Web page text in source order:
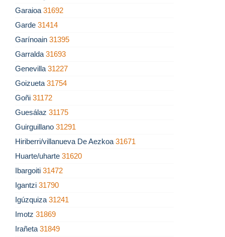
Garaioa 31692
Garde 31414
Garínoain 31395
Garralda 31693
Genevilla 31227
Goizueta 31754
Goñi 31172
Guesálaz 31175
Guirguillano 31291
Hiriberri/villanueva De Aezkoa 31671
Huarte/uharte 31620
Ibargoiti 31472
Igantzi 31790
Igúzquiza 31241
Imotz 31869
Irañeta 31849